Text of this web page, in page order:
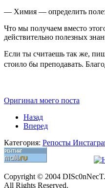
— Химия — определить
Что мы получаем вместо
действительно полезных
Если ты считаешь так же,
стоило бы преподавать.
Оригинал моего поста
Назад
Вперед
Категория: Репосты
Copyright © 2004 DISc0nNecT.
All Rights Reserved.